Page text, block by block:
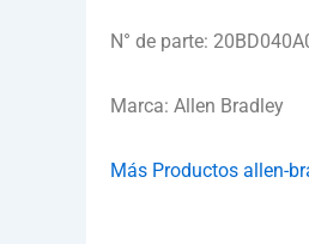
N° de parte:
Marca: Allen Bradley
Más Productos allen-